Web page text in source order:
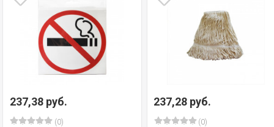
237,38 руб.
(0)
237,28 руб.
(0)